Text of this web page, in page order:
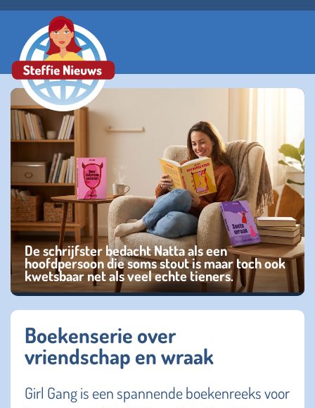
De schrijfster bedacht Natta als een
hoofdpersoon die soms stout is maar toch ook
kwetsbaar net als veel echte tieners.
Boekenserie over
vriendschap en wraak
Girl Gang is een spannende boekenreeks voor